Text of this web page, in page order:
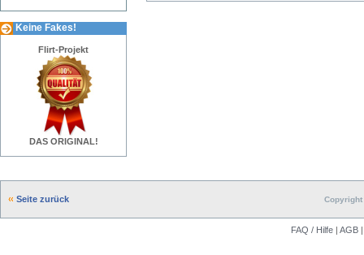
Keine Fakes!
Flirt-Projekt
DAS ORIGINAL!
Seite zurück
FAQ / Hilfe | AGB